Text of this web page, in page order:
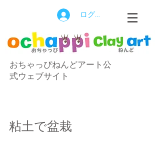
ログイン
おちゃっぴねんどアート公
式ウェブサイト
粘土で盆栽